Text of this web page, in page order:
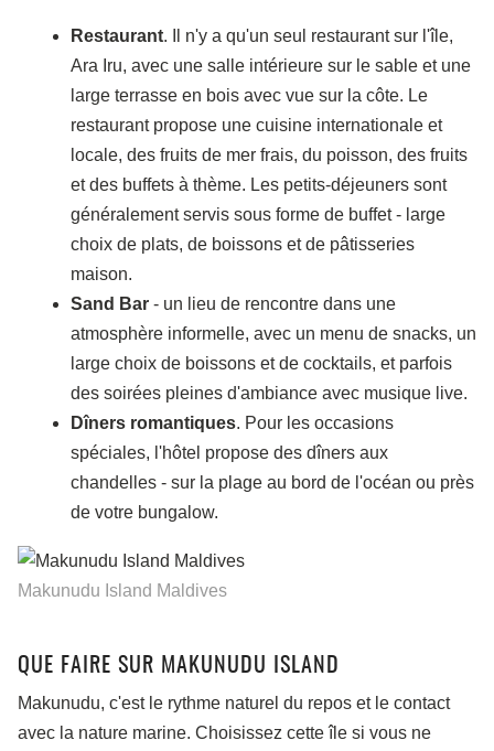
Restaurant. Il n'y a qu'un seul restaurant sur l'île,
Ara Iru, avec une salle intérieure sur le sable et une
large terrasse en bois avec vue sur la côte. Le
restaurant propose une cuisine internationale et
locale, des fruits de mer frais, du poisson, des fruits
et des buffets à thème. Les petits-déjeuners sont
généralement servis sous forme de buffet - large
choix de plats, de boissons et de pâtisseries
maison.
Sand Bar - un lieu de rencontre dans une
atmosphère informelle, avec un menu de snacks, un
large choix de boissons et de cocktails, et parfois
des soirées pleines d'ambiance avec musique live.
Dîners romantiques. Pour les occasions
spéciales, l'hôtel propose des dîners aux
chandelles - sur la plage au bord de l'océan ou près
de votre bungalow.
Makunudu Island Maldives
QUE FAIRE SUR MAKUNUDU ISLAND
Makunudu, c'est le rythme naturel du repos et le contact
avec la nature marine. Choisissez cette île si vous ne